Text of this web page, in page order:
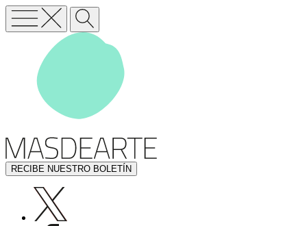
RECIBE NUESTRO BOLETÍN